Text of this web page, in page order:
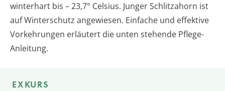
winterhart bis – 23,7° Celsius. Junger Schlitzahorn ist
auf Winterschutz angewiesen. Einfache und effektive
Vorkehrungen erläutert die unten stehende Pflege-
Anleitung.
EXKURS